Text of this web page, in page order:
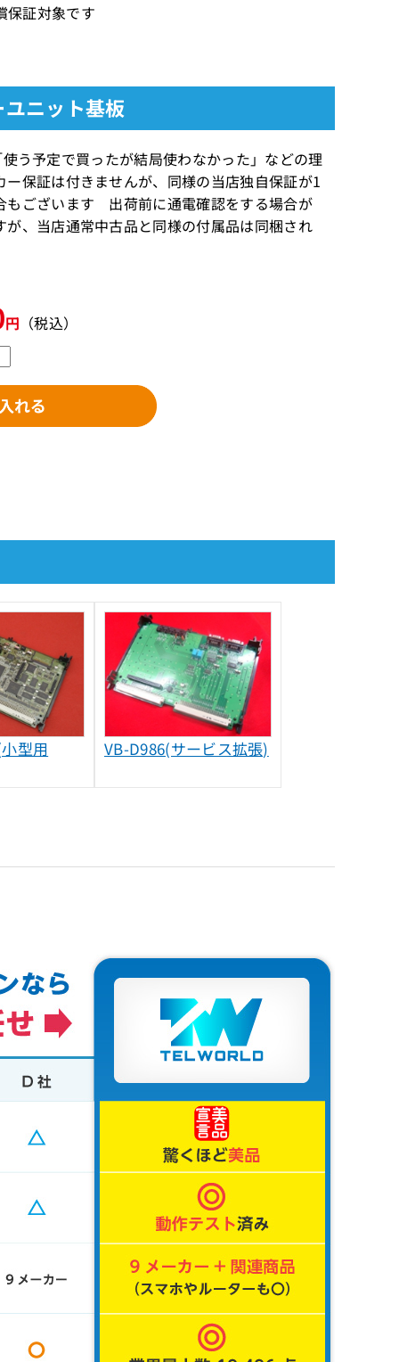
保証対象です
ニット基板
予定で買ったが結局使わなかった」などの理
保証は付きませんが、同様の当店独自保証が1
ございます 出荷前に通電確認をする場合が
、当店通常中古品と同様の付属品は同梱され
円 （税込）
型用
VB-D986(サービス拡張)